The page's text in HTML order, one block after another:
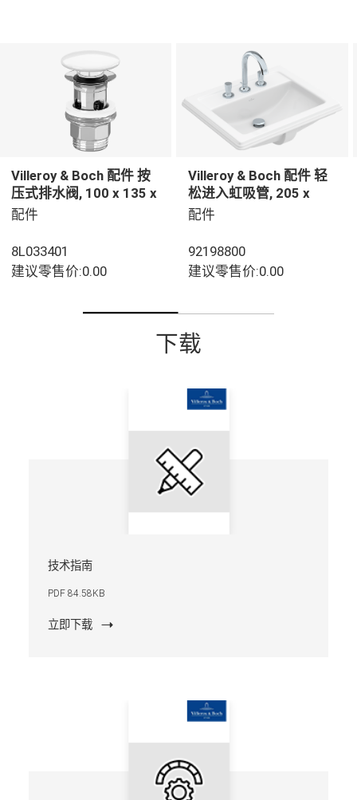
Villeroy & Boch 配件 按
压式排水阀, 100 x 135 x
69,5 mm, 白色
配件
8L033401
建议零售价:0.00
Villeroy & Boch 配件 轻
松进入虹吸管, 205 x
350 x 62,5 mm
配件
92198800
建议零售价:0.00
下载
技术指南
PDF 84.58KB
立即下载